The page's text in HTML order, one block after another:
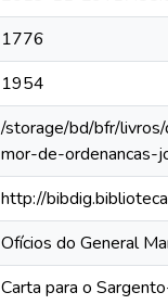
1776
1954
/storage/bd/bfr/
mor-de-ordenancas-
http://
Ofícios do General
Carta para o